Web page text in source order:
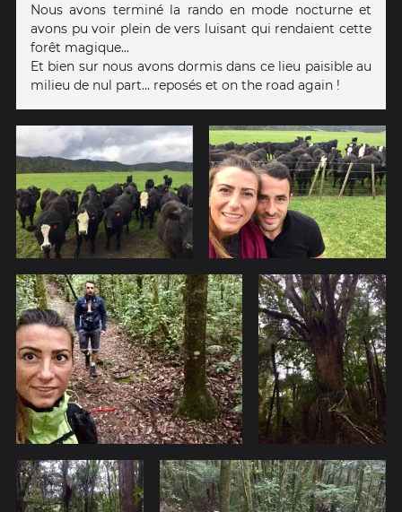
Nous avons terminé la rando en mode nocturne et
avons pu voir plein de vers luisant qui rendaient cette
forêt magique...
Et bien sur nous avons dormis dans ce lieu paisible au
milieu de nul part... reposés et on the road again !